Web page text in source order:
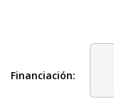
Financiación: